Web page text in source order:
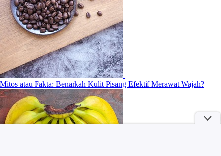
Mitos atau Fakta: Benarkah Kulit Pisang Efektif Merawat Wajah?